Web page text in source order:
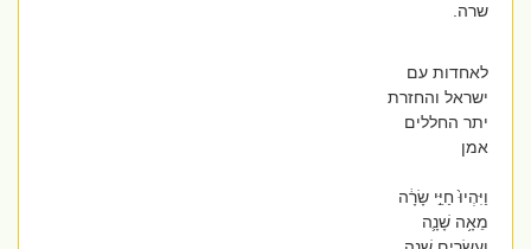
שרה.
לאחדות עם
ישראל והחזרת
יתר החללים
אמן
וַיִּהְיוּ֙ חַיֵּ֣י שָׂרָ֔ה
מֵאָ֥ה שָׁנָ֛ה